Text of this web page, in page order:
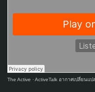
The Active ·ActiveTalk อากาศเปลี่ยนแ